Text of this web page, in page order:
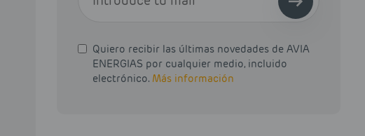
Quiero recibir las últimas novedades de AVIA
ENERGIAS por cualquier medio, incluido
electrónico. Más información